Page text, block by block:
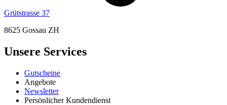
Grütstrasse 37
8625 Gossau ZH
Unsere Services
Gutscheine
Angebote
Newsletter
Persönlicher Kundendienst